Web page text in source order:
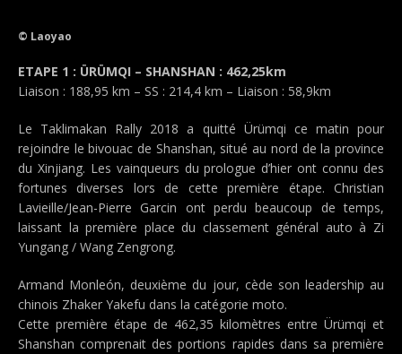
© Laoyao
ETAPE 1 : ÜRÜMQI – SHANSHAN : 462,25km
Liaison : 188,95 km – SS : 214,4 km – Liaison : 58,9km
Le Taklimakan Rally 2018 a quitté Ürümqi ce matin pour
rejoindre le bivouac de Shanshan, situé au nord de la province
du Xinjiang. Les vainqueurs du prologue d’hier ont connu des
fortunes diverses lors de cette première étape. Christian
Lavieille/Jean-Pierre Garcin ont perdu beaucoup de temps,
laissant la première place du classement général auto à Zi
Yungang / Wang Zengrong.
Armand Monleón, deuxième du jour, cède son leadership au
chinois Zhaker Yakefu dans la catégorie moto.
Cette première étape de 462,35 kilomètres entre Ürümqi et
Shanshan comprenait des portions rapides dans sa première